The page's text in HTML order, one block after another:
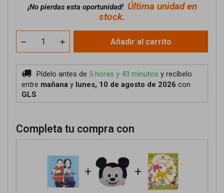
¡No pierdas esta oportunidad! Última unidad en
stock.
Añadir al carrito
Pídelo antes de 5 horas y 43 minutos y recíbelo
entre mañana y lunes, 10 de agosto de 2026 con
GLS
Completa tu compra con
+ +